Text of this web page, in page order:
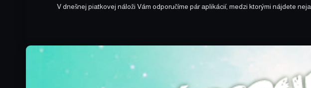
V dnešnej piatkovej náloži Vám odporučíme pár aplikácií, medzi ktorými nájdete